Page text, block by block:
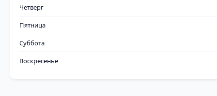
Четверг
Пятница
Суббота
Воскресенье